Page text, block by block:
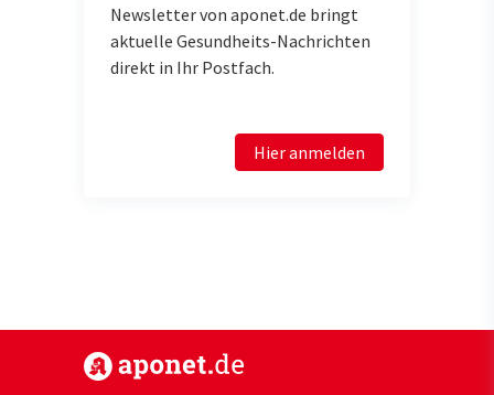
Newsletter von aponet.de bringt
aktuelle Gesundheits-Nachrichten
direkt in Ihr Postfach.
Hier anmelden